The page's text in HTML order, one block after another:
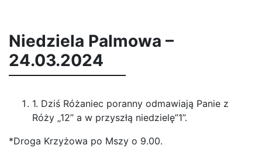
Niedziela Palmowa –
24.03.2024
1. Dziś Różaniec poranny odmawiają Panie z
Róży „12” a w przyszłą niedzielę”1”.
*Droga Krzyżowa po Mszy o 9.00.